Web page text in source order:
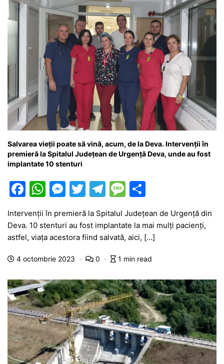
Salvarea vieții poate să vină, acum, de la Deva. Intervenții în
premieră la Spitalul Județean de Urgență Deva, unde au fost
implantate 10 stenturi
F
c
e
b
o
o
k
W
h
at
s
A
p
p
M
e
s
s
e
n
g
er
T
itt
er
T
el
e
gr
a
m
M
s
s
a
e
ta
je
a
ă
Intervenții în premieră la Spitalul Județean de Urgență din
Deva. 10 stenturi au fost implantate la mai mulți pacienți,
astfel, viața acestora fiind salvată, aici, […]
4 octombrie 2023 0 1 min read